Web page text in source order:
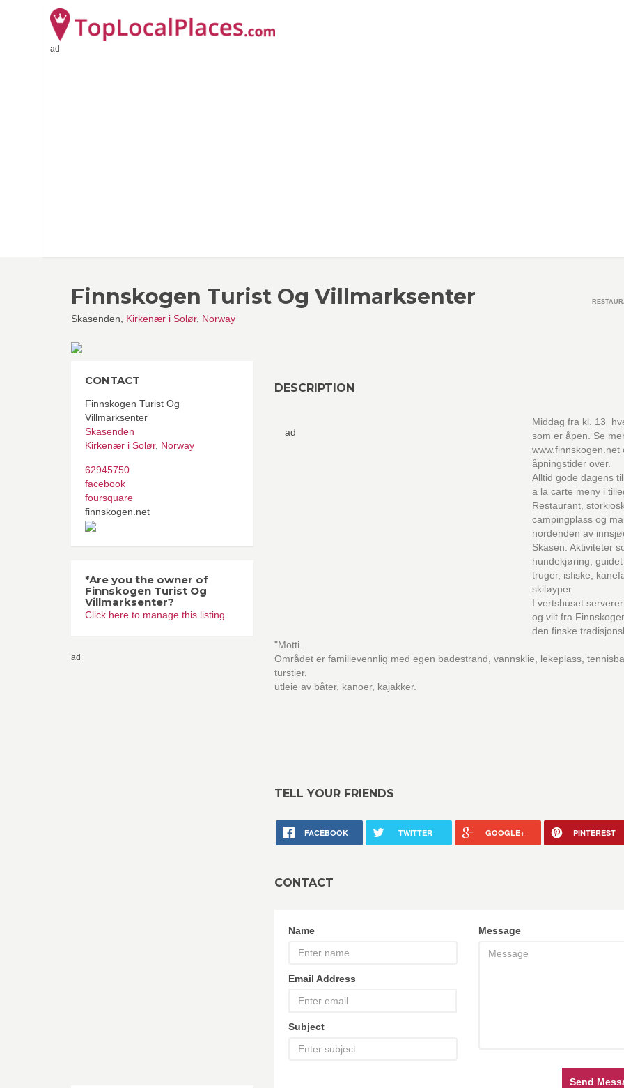
ad
Finnskogen Turist Og Villmarksenter
Skasenden, Kirkenær i Solør, Norway
DESCRIPTION
ad
Middag fra kl. 13
som er åpen. Se
www.finnskogen.net
åpningstider over.
Alltid gode dagens
a la carte meny i
Restaurant,
campingplass og
nordenden av
Skasen. Aktiviteter
hundekjøring,
truger, isfiske,
skiløyper.
I vertshuset
og vilt fra
den finske
"Motti.
Området er familievennlig med egen badestrand, vannsklie, lekeplass,
turstier,
utleie av båter, kanoer, kajakker.
TELL YOUR FRIENDS
FACEBOOK TWITTER GOOGLE+ PINTEREST
CONTACT
Name
Email Address
Subject
Message
Send
CONTACT
Finnskogen Turist Og
Villmarksenter
Skasenden
Kirkenær i Solør, Norway
62945750
facebook
foursquare
finnskogen.net
*Are you the owner of
Finnskogen Turist Og
Villmarksenter?
Click here to manage this listing.
ad